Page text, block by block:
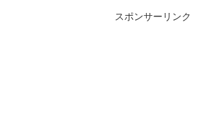
スポンサーリンク